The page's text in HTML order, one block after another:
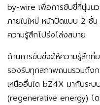
by-wire เพื่อการขับขี่ที่นุ่มน
ภายในใหม่ หน้าปัดแบบ 2 ชั้น
ความรู้สึกโปร่งโล่งสบาย
ด้านการขับขี่จะให้ความรู้สึก
รองรับทุกสภาพถนนรวมถึง
เหนืออื่นใด bZ4X มากับระบ
(regenerative energy) โด